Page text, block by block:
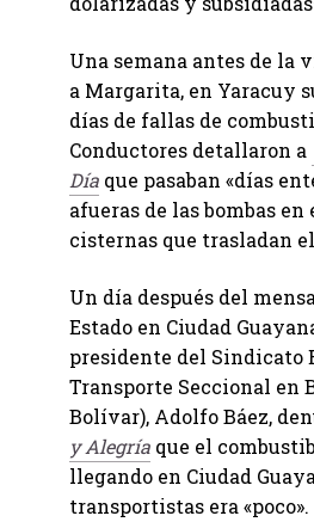
Una semana antes de la
a Margarita, en Yaracuy
días de fallas de
Conductores detallaron a
Día que pasaban «días
afueras de las bombas en
cisternas que trasladan
Un día después del
Estado en Ciudad
presidente del Sindicato
Transporte Seccional en
Bolívar), Adolfo Báez,
y Alegría que el
llegando en Ciudad
transportistas era